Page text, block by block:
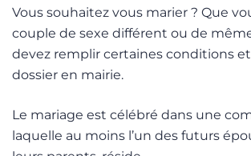
Vous souhaitez vous marier ? Que
couple de sexe différent ou de
devez remplir certaines conditions
dossier en mairie.
Le mariage est célébré dans une
laquelle au moins l’un des futurs